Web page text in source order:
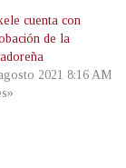
cuenta con
de la
2021 8:16 AM